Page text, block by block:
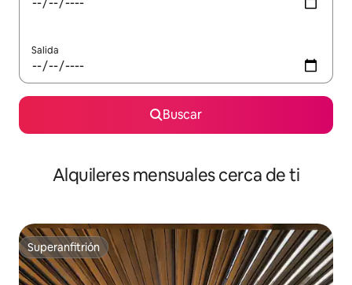
Salida
Buscar
Alquileres mensuales cerca de ti
Superanfitrión
Superanfitrión